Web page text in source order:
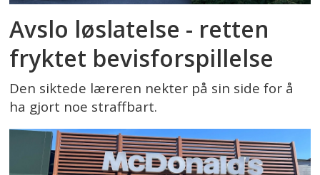
Avslo løslatelse - retten
fryktet bevisforspillelse
Den siktede læreren nekter på sin side for å
ha gjort noe straffbart.